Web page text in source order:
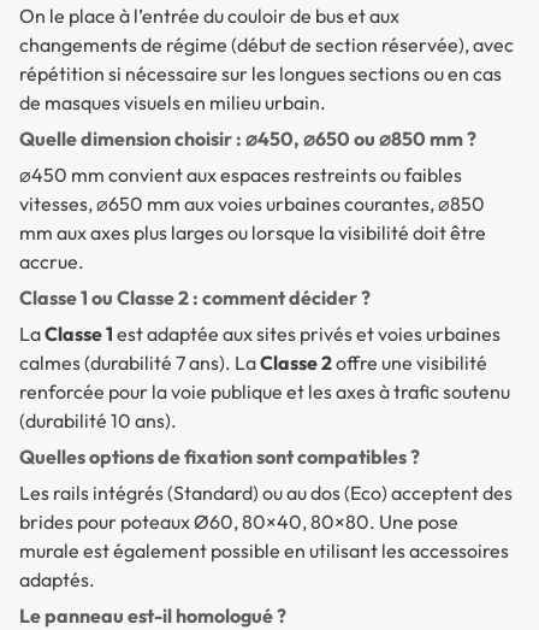
On le place à l’entrée du couloir de bus et aux
changements de régime (début de section réservée), avec
répétition si nécessaire sur les longues sections ou en cas
de masques visuels en milieu urbain.
Quelle dimension choisir : ⌀450, ⌀650 ou ⌀850 mm ?
⌀450 mm convient aux espaces restreints ou faibles
vitesses, ⌀650 mm aux voies urbaines courantes, ⌀850
mm aux axes plus larges ou lorsque la visibilité doit être
accrue.
Classe 1 ou Classe 2 : comment décider ?
LaClasse 1 est adaptée aux sites privés et voies urbaines
calmes (durabilité 7 ans). LaClasse 2offre une visibilité
renforcée pour la voie publique et les axes à trafic soutenu
(durabilité 10 ans).
Quelles options de fixation sont compatibles ?
Les rails intégrés (Standard) ou au dos (Eco) acceptent des
brides pour poteaux Ø60, 80×40, 80×80. Une pose
murale est également possible en utilisant les accessoires
adaptés.
Le panneau est-il homologué ?